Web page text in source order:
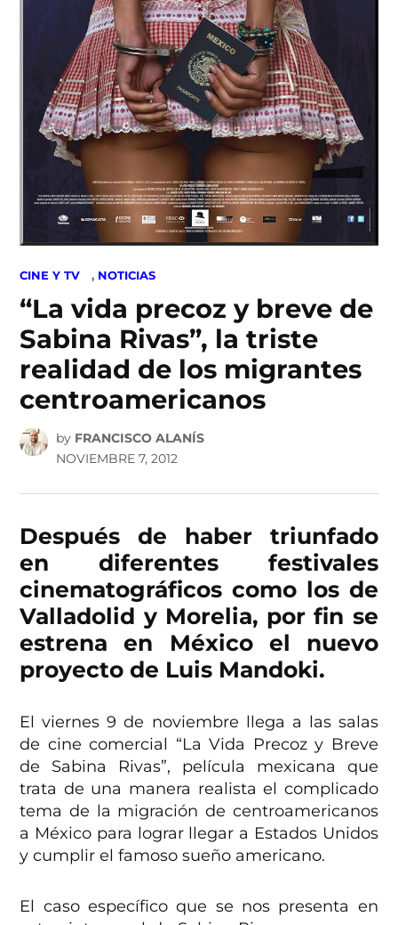
POSTED
CINE Y TV , NOTICIAS
“La vida precoz y breve de
Sabina Rivas”, la triste
realidad de los migrantes
centroamericanos
by FRANCISCO ALANÍS
NOVIEMBRE 7, 2012
Después de haber triunfado
en diferentes festivales
cinematográficos como los de
Valladolid y Morelia, por fin se
estrena en México el nuevo
proyecto de Luis Mandoki.
El viernes 9 de noviembre llega a las salas
de cine comercial “La Vida Precoz y Breve
de Sabina Rivas”, película mexicana que
trata de una manera realista el complicado
tema de la migración de centroamericanos
a México para lograr llegar a Estados Unidos
y cumplir el famoso sueño americano.
El caso específico que se nos presenta en